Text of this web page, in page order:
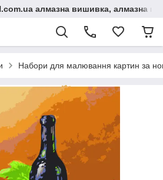
алмазна вишивка, алмазна
Набори для малювання картин за